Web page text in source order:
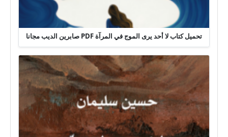
تحميل كتاب لا أحد يرى الموج في المرآة PDF صابرين الديب مجانا